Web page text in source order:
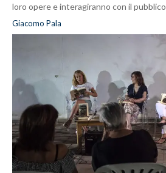
loro opere e interagiranno con il pubblico
Giacomo Pala